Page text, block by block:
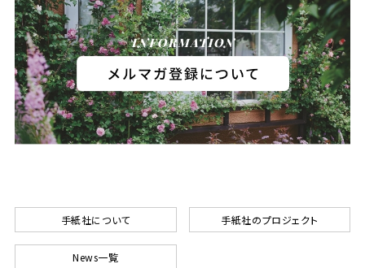
手紙社について 手紙社のプロジェクト
News一覧